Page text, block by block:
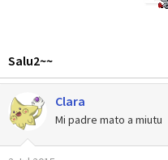
Salu2~~
Clara
Mi padre mato a miutu